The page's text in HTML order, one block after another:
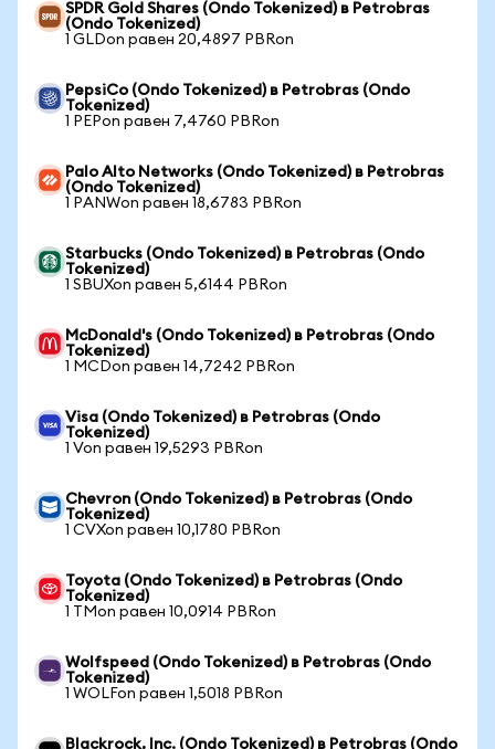
SPDR Gold Shares (Ondo Tokenized) в Petrobras
(Ondo Tokenized)
1 GLDon равен 20,4897 PBRon
PepsiCo (Ondo Tokenized) в Petrobras (Ondo
Tokenized)
1 PEPon равен 7,4760 PBRon
Palo Alto Networks (Ondo Tokenized) в Petrobras
(Ondo Tokenized)
1 PANWon равен 18,6783 PBRon
Starbucks (Ondo Tokenized) в Petrobras (Ondo
Tokenized)
1 SBUXon равен 5,6144 PBRon
McDonald's (Ondo Tokenized) в Petrobras (Ondo
Tokenized)
1 MCDon равен 14,7242 PBRon
Visa (Ondo Tokenized) в Petrobras (Ondo
Tokenized)
1 Von равен 19,5293 PBRon
Chevron (Ondo Tokenized) в Petrobras (Ondo
Tokenized)
1 CVXon равен 10,1780 PBRon
Toyota (Ondo Tokenized) в Petrobras (Ondo
Tokenized)
1 TMon равен 10,0914 PBRon
Wolfspeed (Ondo Tokenized) в Petrobras (Ondo
Tokenized)
1 WOLFon равен 1,5018 PBRon
Blackrock, Inc. (Ondo Tokenized) в Petrobras (Ondo